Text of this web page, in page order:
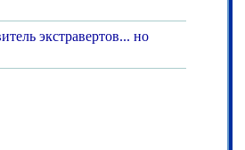
экстравертов... но